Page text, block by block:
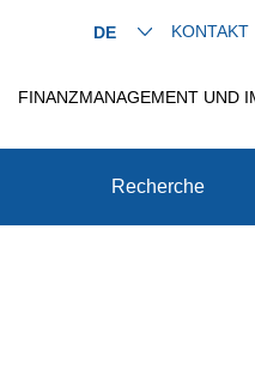
DE KONTAKT
FINANZMANAGEMENT UND